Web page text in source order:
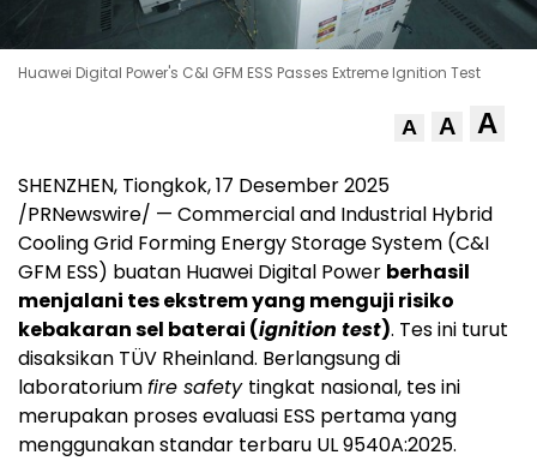
Huawei Digital Power's C&I GFM ESS Passes Extreme Ignition Test
A A A
SHENZHEN, Tiongkok,17 Desember 2025
/PRNewswire/ — Commercial and Industrial Hybrid
Cooling Grid Forming Energy Storage System (C&I
GFM ESS) buatan Huawei Digital Power berhasil
menjalani tes ekstrem yang menguji risiko
kebakaran sel baterai (ignition test). Tes ini turut
disaksikan TÜV Rheinland. Berlangsung di
laboratoriumfire safety tingkat nasional, tes ini
merupakan proses evaluasi ESS pertama yang
menggunakan standar terbaru UL 9540A:2025.